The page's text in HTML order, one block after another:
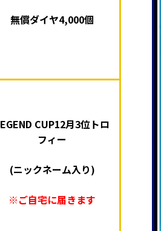
無償ダイヤ4,000個
CUP12月3位トロ
フィー
(ニックネーム入り)
※ご自宅に届きます